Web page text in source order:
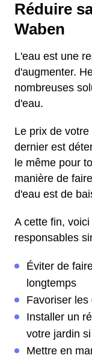
Réduire
Waben
L'eau est une
d'augmenter.
nombreuses
d'eau.
Le prix de
dernier est
le même pour
manière de
d'eau est de
A cette fin,
responsables
Éviter de
longtemps
Favoriser
Installer un
votre jardin
Mettre en